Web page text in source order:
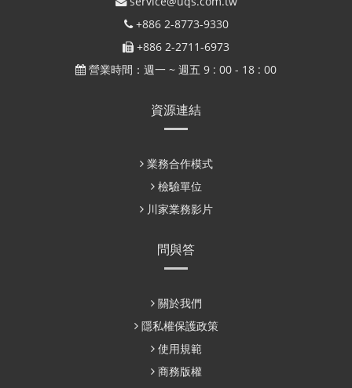
+886 2-8773-9330
+886 2-2711-6973
營業時間：週一 ~ 週五 9 : 00 - 18 : 00
資源連結
業務合作模式
檢驗單位
川家業務影片
問與答
關於我們
隱私權保護政策
使用規範
商務版權